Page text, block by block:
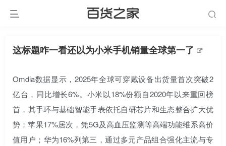
这标题咋一看还以为小米手机销量全球第一了
Omdia数据显示，2025年全球可穿戴设备出货量首次突破2
亿台，同比增长6%。小米以18%份额自2020年以来重回榜
首，其手环与基础智能手表依托自研芯片和生态整合扩大优
势；苹果17%居次，凭5G及高血压监测等高端功能维系高价
值用户；华为16%列第三，通过多元产品组合强化主流与专